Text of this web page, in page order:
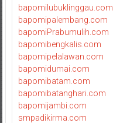
bapomilubuklinggau.com
bapomipalembang.com
bapomiPrabumulih.com
bapomibengkalis.com
bapomipelalawan.com
bapomidumai.com
bapomibatam.com
bapomibatanghari.com
bapomijambi.com
smpadikirma.com